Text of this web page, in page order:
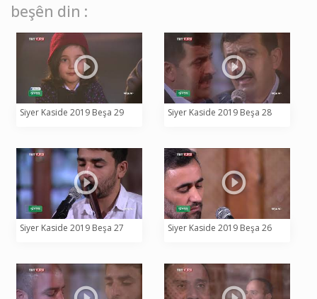
beşên din :
Siyer Kaside 2019 Beşa 29 Siyer Kaside 2019 Beşa 28
Siyer Kaside 2019 Beşa 27 Siyer Kaside 2019 Beşa 26